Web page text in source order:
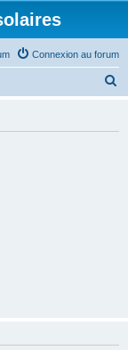
Connexion au forum